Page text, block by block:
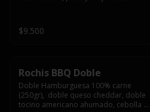
$9.500
Rochis BBQ Doble
Doble Hamburguesa 100% carne
(250gr),  doble queso cheddar, doble
tocino americano ahumado, cebolla